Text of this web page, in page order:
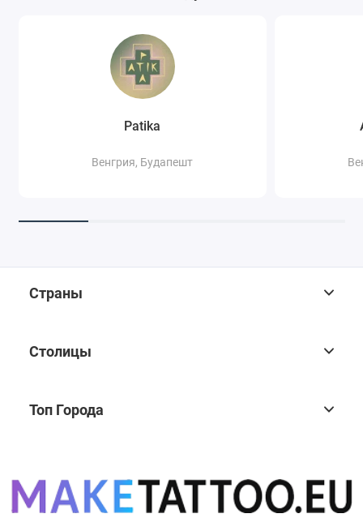
Patika
Венгрия, Будапешт
Страны
Столицы
Топ Города